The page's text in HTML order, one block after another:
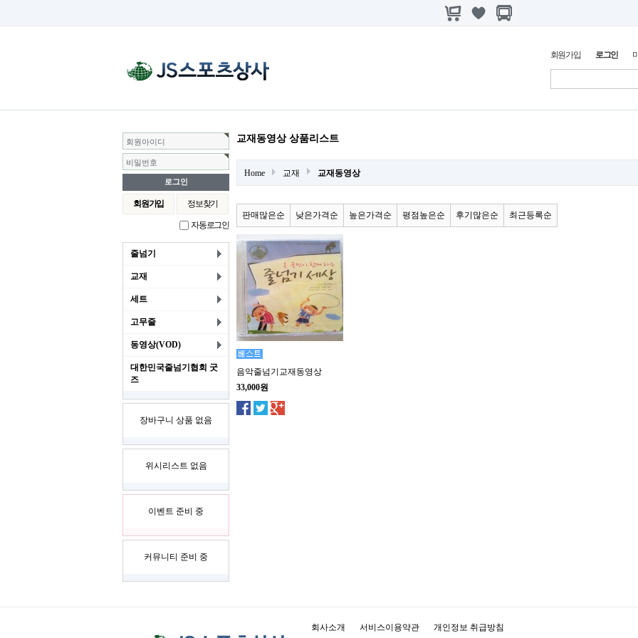
회원가입 로그인
회원아이디
비밀번호
회원가입 정보찾기
자동로그인
줄넘기
교재
세트
고무줄
동영상(VOD)
대한민국줄넘기협회 굿
즈
장바구니 상품 없음
위시리스트 없음
이벤트 준비 중
커뮤니티 준비 중
교재동영상 상품리스트
Home 교재 교재동영상
판매많은순 낮은가격순 높은가격순 평점높은순 후기많은순 최근등록순
음악줄넘기교재동영상
33,000원
회사소개 서비스이용약관 개인정보 취급방침